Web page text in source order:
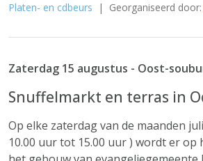
Platen- en cdbeurs | Georganiseerd door:
Zaterdag 15 augustus - Oost-
Snuffelmarkt en terras in
Op elke zaterdag van de maanden
10.00 uur tot 15.00 uur ) wordt er